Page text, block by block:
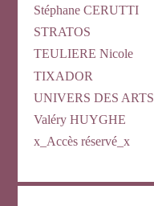
Stéphane CERUTTI
STRATOS
TEULIERE Nicole
TIXADOR
UNIVERS DES ARTS
Valéry HUYGHE
x_Accès réservé_x